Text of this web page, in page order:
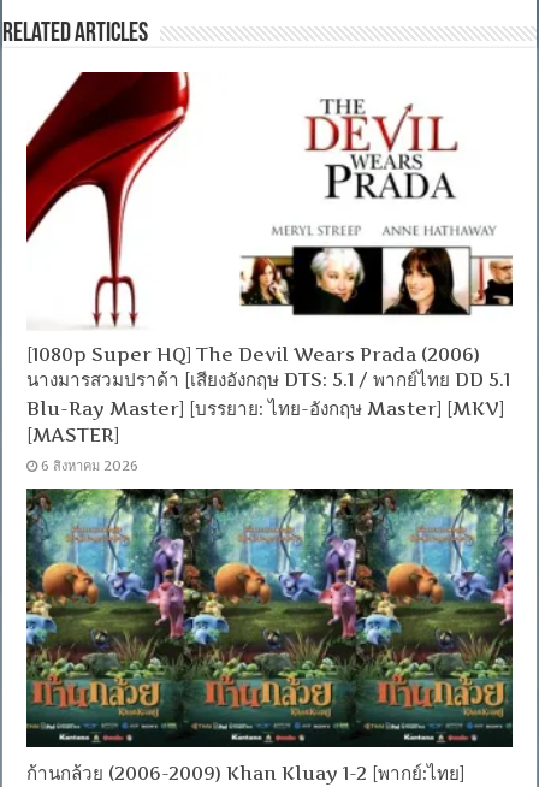
Related Articles
[1080p Super HQ] The Devil Wears Prada (2006)
นางมารสวมปราด้า [เสียงอังกฤษ DTS: 5.1 / พากย์ไทย DD 5.1
Blu-Ray Master] [บรรยาย: ไทย-อังกฤษ Master] [MKV]
[MASTER]
6 สิงหาคม 2026
ก้านกล้วย (2006-2009) Khan Kluay 1-2 [พากย์:ไทย]